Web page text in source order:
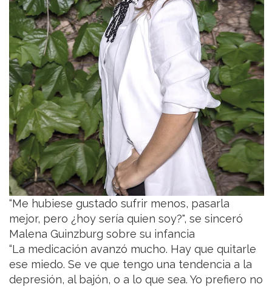
“Me hubiese gustado sufrir menos, pasarla
mejor, pero ¿hoy sería quien soy?", se sinceró
Malena Guinzburg sobre su infancia
“La medicación avanzó mucho. Hay que quitarle
ese miedo. Se ve que tengo una tendencia a la
depresión, al bajón, o a lo que sea. Yo prefiero no